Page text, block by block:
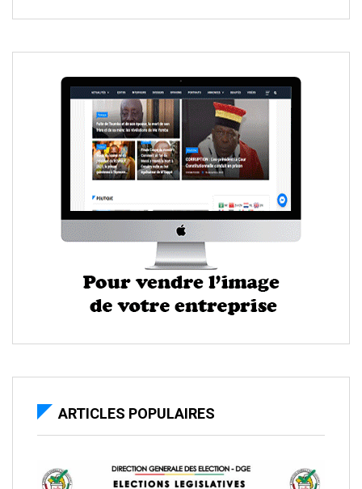
ARTICLES POPULAIRES